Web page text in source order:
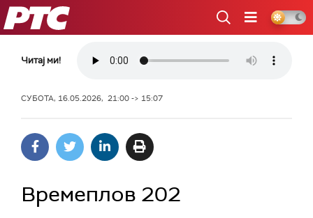
РТС
Читај ми!
СУБОТА, 16.05.2026, 21:00 -> 15:07
Времеплов 202